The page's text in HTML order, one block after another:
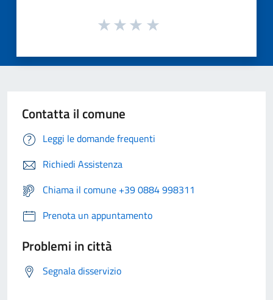
Contatta il comune
Leggi le domande frequenti
Richiedi Assistenza
Chiama il comune +39 0884 998311
Prenota un appuntamento
Problemi in città
Segnala disservizio